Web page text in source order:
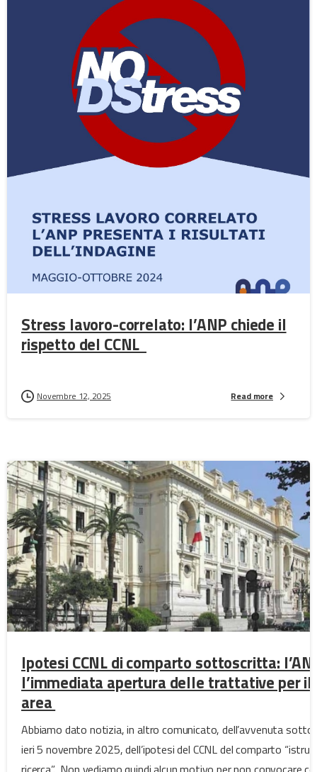
Stress lavoro-correlato: l’ANP chiede il
rispetto del CCNL
Novembre 12, 2025 Read more
Ipotesi CCNL di comparto sottoscritta:
l’immediata apertura delle trattative per il
area
Abbiamo dato notizia, in altro comunicato, dell’avvenuta
ieri 5 novembre 2025, dell’ipotesi del CCNL del comparto